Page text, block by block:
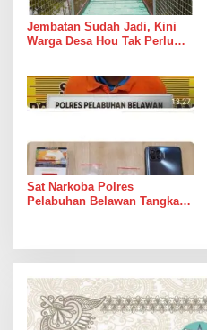
Jembatan Sudah Jadi, Kini
Warga Desa Hou Tak Perlu
Sat Narkoba Polres
Pelabuhan Belawan Tangkap